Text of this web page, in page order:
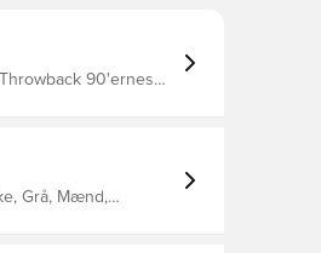
90'ernes
Grå, Mænd,